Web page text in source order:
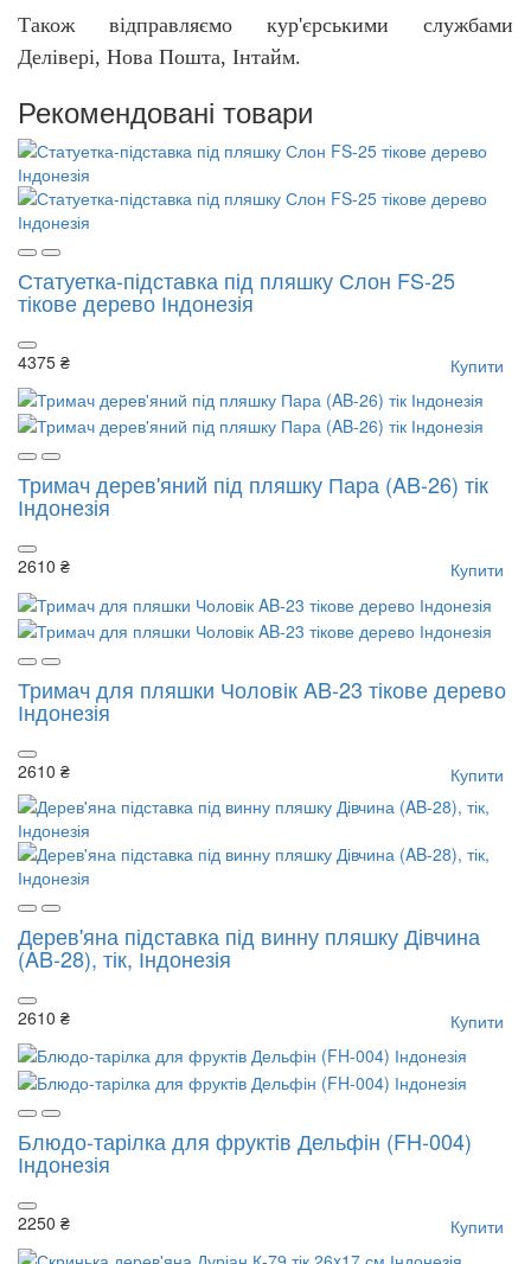
Також відправляємо кур'єрськими службами
Делівері, Нова Пошта, Інтайм.
Рекомендовані товари
Статуетка-підставка під пляшку Слон FS-25
тікове дерево Індонезія
4375 ₴ Купити
Тримач дерев'яний під пляшку Пара (AB-26) тік
Індонезія
2610 ₴ Купити
Тримач для пляшки Чоловік AB-23 тікове дерево
Індонезія
2610 ₴ Купити
Дерев'яна підставка під винну пляшку Дівчина
(AB-28), тік, Індонезія
2610 ₴ Купити
Блюдо-тарілка для фруктів Дельфін (FH-004)
Індонезія
2250 ₴ Купити